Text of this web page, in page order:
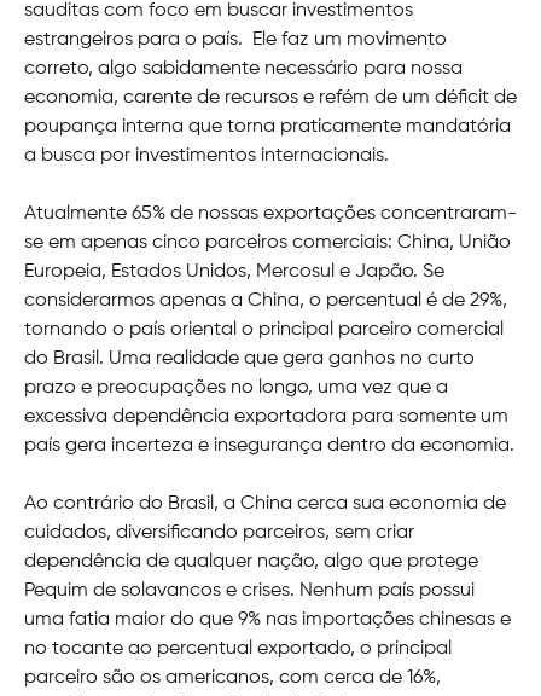
sauditas com foco em buscar investimentos
estrangeiros para o país. Ele faz um movimento
correto, algo sabidamente necessário para nossa
economia, carente de recursos e refém de um déficit de
poupança interna que torna praticamente mandatória
a busca por investimentos internacionais.
Atualmente 65% de nossas exportações concentraram-
se em apenas cinco parceiros comerciais: China, União
Europeia, Estados Unidos, Mercosul e Japão. Se
considerarmos apenas a China, o percentual é de 29%,
tornando o país oriental o principal parceiro comercial
do Brasil. Uma realidade que gera ganhos no curto
prazo e preocupações no longo, uma vez que a
excessiva dependência exportadora para somente um
país gera incerteza e insegurança dentro da economia.
Ao contrário do Brasil, a China cerca sua economia de
cuidados, diversificando parceiros, sem criar
dependência de qualquer nação, algo que protege
Pequim de solavancos e crises. Nenhum país possui
uma fatia maior do que 9% nas importações chinesas e
no tocante ao percentual exportado, o principal
parceiro são os americanos, com cerca de 16%,